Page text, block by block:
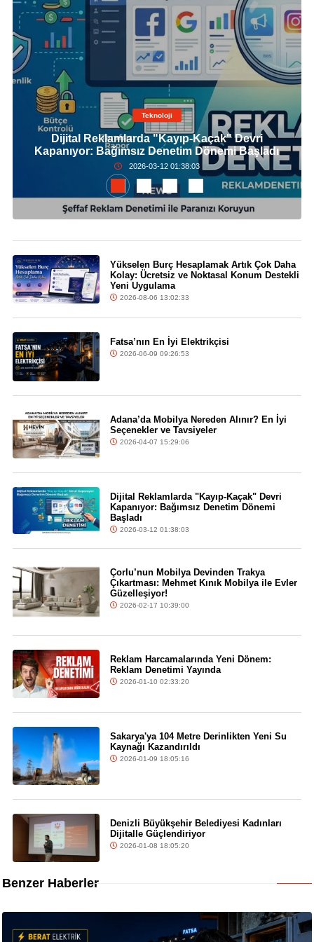
Teknoloji
Dijital Reklamlarda "Kayıp-Kaçak" Devri
Kapanıyor: Bağımsız Denetim Dönemi Başladı
2026-03-12 01:38:03
Yükselen Burç Hesaplamak Artık Çok Daha
Kolay: Ücretsiz ve Noktasal Konum Destekli
Yeni Uygulama
2026-08-06 13:02:33
Fatsa’nın En İyi Elektrikçisi
2026-06-09 09:26:53
Adana’da Mobilya Nereden Alınır? En İyi
Seçenekler ve Tavsiyeler
2026-04-07 15:29:06
Dijital Reklamlarda "Kayıp-Kaçak" Devri
Kapanıyor: Bağımsız Denetim Dönemi
Başladı
2026-03-12 01:38:03
Çorlu’nun Mobilya Devinden Trakya
Çıkartması: Mehmet Kınık Mobilya ile Evler
Güzelleşiyor!
2026-02-17 10:39:00
Reklam Harcamalarında Yeni Dönem:
Reklam Denetimi Yayında
2026-01-10 02:33:20
Sakarya'ya 104 Metre Derinlikten Yeni Su
Kaynağı Kazandırıldı
2026-01-09 18:05:16
Denizli Büyükşehir Belediyesi Kadınları
Dijitalle Güçlendiriyor
2026-01-08 18:05:20
Benzer Haberler